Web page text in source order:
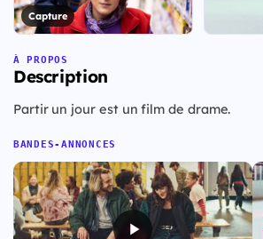
Capture
À PROPOS
Description
Partir un jour est un film de drame.
BANDES-ANNONCES